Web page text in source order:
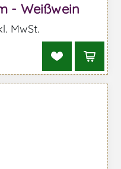
- Weißwein
MwSt.